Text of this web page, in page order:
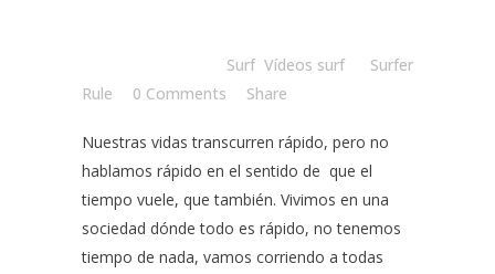
Surf Vídeos surf
Surfer
Rule
0 Comments Share
Nuestras vidas transcurren rápido, pero no
hablamos rápido en el sentido de que el
tiempo vuele, que también. Vivimos en una
sociedad dónde todo es rápido, no tenemos
tiempo de nada, vamos corriendo a todas